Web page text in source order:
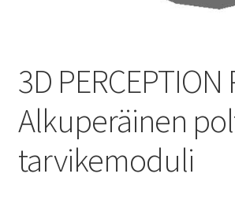
3D PERCEPTION
Alkuperäinen
tarvikemoduli